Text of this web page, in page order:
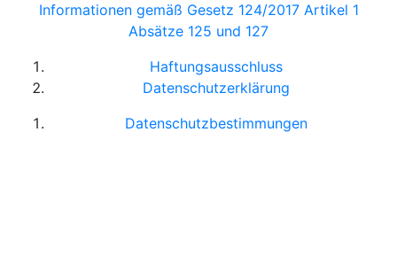
Informationen gemäß Gesetz 124/2017 Artikel 1
Absätze 125 und 127
Haftungsausschluss
Datenschutzerklärung
Datenschutzbestimmungen